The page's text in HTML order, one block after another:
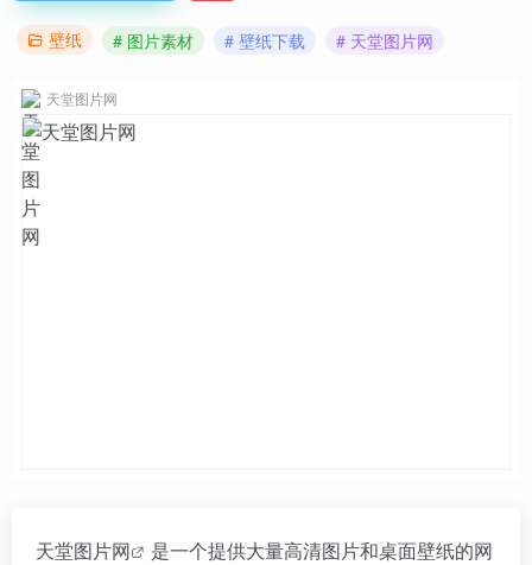
壁纸 # 图片素材 # 壁纸下载 # 天堂图片网
天堂图片网
天堂图片网
是一个提供大量高清图片和桌面壁纸的网